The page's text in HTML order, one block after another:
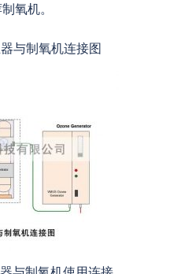
氧机。
与制氧机连接图